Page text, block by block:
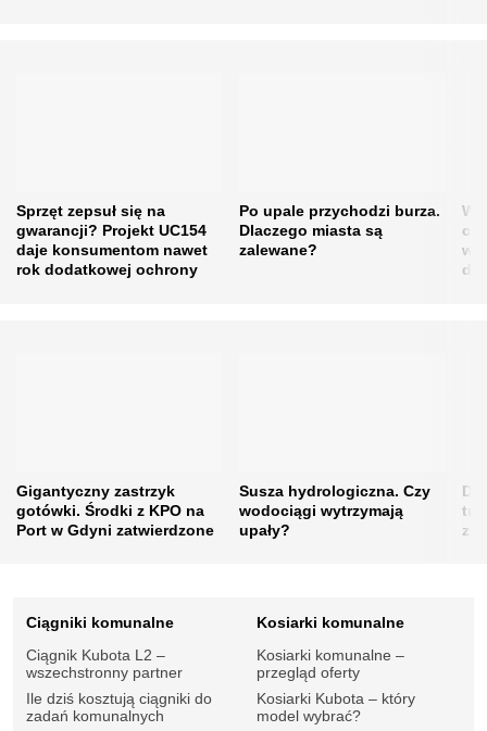
Sprzęt zepsuł się na
gwarancji? Projekt UC154
daje konsumentom nawet
rok dodatkowej ochrony
Po upale przychodzi burza.
Dlaczego miasta są
zalewane?
w
do
Gigantyczny zastrzyk
gotówki. Środki z KPO na
Port w Gdyni zatwierdzone
Susza hydrologiczna. Czy
wodociągi wytrzymają
upały?
Ciągniki komunalne
Ciągnik Kubota L2 –
wszechstronny partner
Ile dziś kosztują ciągniki do
zadań komunalnych
Kosiarki komunalne
Kosiarki komunalne –
przegląd oferty
Kosiarki Kubota – który
model wybrać?